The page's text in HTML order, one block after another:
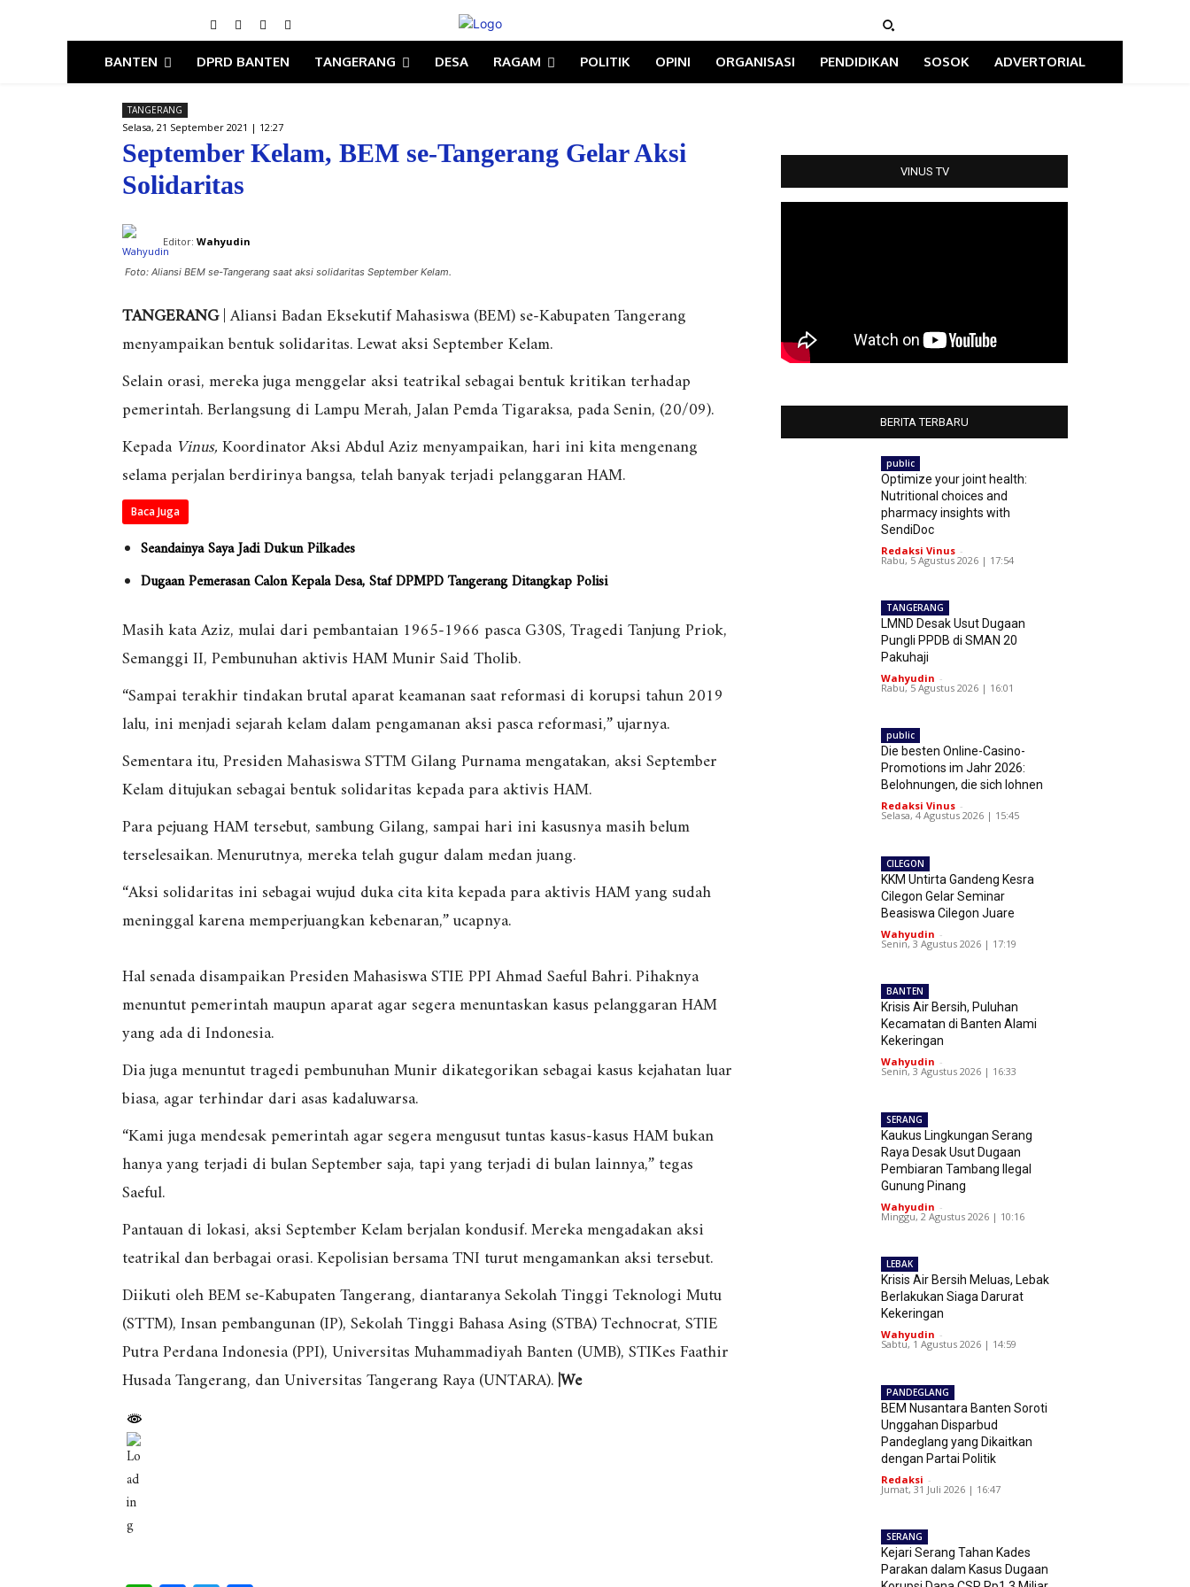
BANTEN DPRD BANTEN TANGERANG DESA RAGAM POLITIK OPINI ORGANISASI PENDIDIKAN SOSOK ADVERTORIAL
TANGERANG
Selasa, 21 September 2021 | 12:27
September Kelam, BEM se-Tangerang Gelar Aksi
Solidaritas
Editor: Wahyudin
Foto: Aliansi BEM se-Tangerang saat aksi solidaritas September Kelam.
TANGERANG| Aliansi Badan Eksekutif Mahasiswa (BEM) se-Kabupaten Tangerang
menyampaikan bentuk solidaritas. Lewat aksi September Kelam.
Selain orasi, mereka juga menggelar aksi teatrikal sebagai bentuk kritikan terhadap
pemerintah. Berlangsung di Lampu Merah, Jalan Pemda Tigaraksa, pada Senin, (20/09).
Kepada Vinus,Koordinator Aksi Abdul Aziz menyampaikan, hari ini kita mengenang
selama perjalan berdirinya bangsa, telah banyak terjadi pelanggaran HAM.
Baca Juga
Seandainya Saya Jadi Dukun Pilkades
Dugaan Pemerasan Calon Kepala Desa, Staf DPMPD Tangerang Ditangkap Polisi
Masih kata Aziz, mulai dari pembantaian 1965-1966 pasca G30S, Tragedi Tanjung Priok,
Semanggi II, Pembunuhan aktivis HAM Munir Said Tholib.
“Sampai terakhir tindakan brutal aparat keamanan saat reformasi di korupsi tahun 2019
lalu, ini menjadi sejarah kelam dalam pengamanan aksi pasca reformasi,” ujarnya.
Sementara itu, Presiden Mahasiswa STTM Gilang Purnama mengatakan, aksi September
Kelam ditujukan sebagai bentuk solidaritas kepada para aktivis HAM.
Para pejuang HAM tersebut, sambung Gilang, sampai hari ini kasusnya masih belum
terselesaikan. Menurutnya, mereka telah gugur dalam medan juang.
“Aksi solidaritas ini sebagai wujud duka cita kita kepada para aktivis HAM yang sudah
meninggal karena memperjuangkan kebenaran,” ucapnya.
Hal senada disampaikan Presiden Mahasiswa STIE PPI Ahmad Saeful Bahri. Pihaknya
menuntut pemerintah maupun aparat agar segera menuntaskan kasus pelanggaran HAM
yang ada di Indonesia.
Dia juga menuntut tragedi pembunuhan Munir dikategorikan sebagai kasus kejahatan luar
biasa, agar terhindar dari asas kadaluwarsa.
“Kami juga mendesak pemerintah agar segera mengusut tuntas kasus-kasus HAM bukan
hanya yang terjadi di bulan September saja, tapi yang terjadi di bulan lainnya,” tegas
Saeful.
Pantauan di lokasi, aksi September Kelam berjalan kondusif. Mereka mengadakan aksi
teatrikal dan berbagai orasi. Kepolisian bersama TNI turut mengamankan aksi tersebut.
Diikuti oleh BEM se-Kabupaten Tangerang, diantaranya Sekolah Tinggi Teknologi Mutu
(STTM), Insan pembangunan (IP), Sekolah Tinggi Bahasa Asing (STBA) Technocrat, STIE
Putra Perdana Indonesia (PPI), Universitas Muhammadiyah Banten (UMB), STIKes Faathir
Husada Tangerang, dan Universitas Tangerang Raya (UNTARA).|We
VINUS TV
BERITA TERBARU
public
Optimize your joint health:
Nutritional choices and
pharmacy insights with
SendiDoc
Redaksi Vinus -
Rabu, 5 Agustus 2026 | 17:54
TANGERANG
LMND Desak Usut Dugaan
Pungli PPDB di SMAN 20
Pakuhaji
Wahyudin -
Rabu, 5 Agustus 2026 | 16:01
public
Die besten Online-Casino-
Promotions im Jahr 2026:
Belohnungen, die sich lohnen
Redaksi Vinus -
Selasa, 4 Agustus 2026 | 15:45
CILEGON
KKM Untirta Gandeng Kesra
Cilegon Gelar Seminar
Beasiswa Cilegon Juare
Wahyudin -
Senin, 3 Agustus 2026 | 17:19
BANTEN
Krisis Air Bersih, Puluhan
Kecamatan di Banten Alami
Kekeringan
Wahyudin -
Senin, 3 Agustus 2026 | 16:33
SERANG
Kaukus Lingkungan Serang
Raya Desak Usut Dugaan
Pembiaran Tambang Ilegal
Gunung Pinang
Wahyudin -
Minggu, 2 Agustus 2026 | 10:16
LEBAK
Krisis Air Bersih Meluas, Lebak
Berlakukan Siaga Darurat
Kekeringan
Wahyudin -
Sabtu, 1 Agustus 2026 | 14:59
PANDEGLANG
BEM Nusantara Banten Soroti
Unggahan Disparbud
Pandeglang yang Dikaitkan
dengan Partai Politik
Redaksi -
Jumat, 31 Juli 2026 | 16:47
SERANG
Kejari Serang Tahan Kades
Parakan dalam Kasus Dugaan